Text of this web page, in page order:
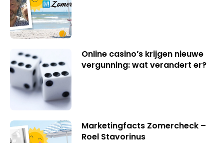
Online casino’s krijgen nieuwe
vergunning: wat verandert er?
Marketingfacts Zomercheck –
Roel Stavorinus